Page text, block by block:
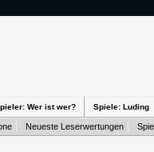
Wer ist wer? Spiele: Luding
Neueste Leserwertungen